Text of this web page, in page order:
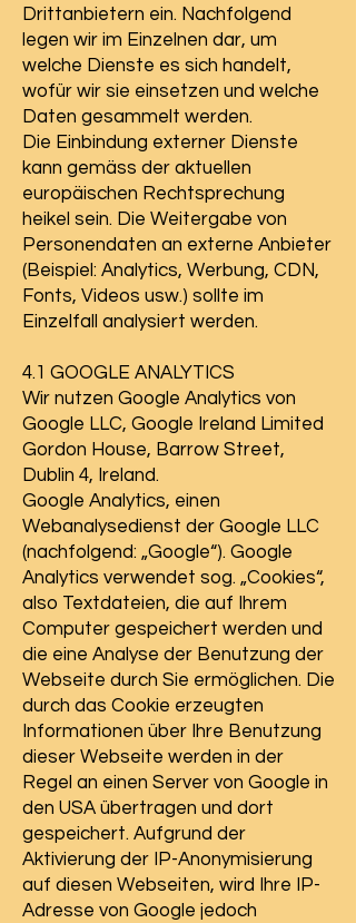
Drittanbietern ein. Nachfolgend
legen wir im Einzelnen dar, um
welche Dienste es sich handelt,
wofür wir sie einsetzen und welche
Daten gesammelt werden.
Die Einbindung externer Dienste
kann gemäss der aktuellen
europäischen Rechtsprechung
heikel sein. Die Weitergabe von
Personendaten an externe Anbieter
(Beispiel: Analytics, Werbung, CDN,
Fonts, Videos usw.) sollte im
Einzelfall analysiert werden.
4.1 GOOGLE ANALYTICS
Wir nutzen Google Analytics von
Google LLC, Google Ireland Limited
Gordon House, Barrow Street,
Dublin 4, Ireland.
Google Analytics, einen
Webanalysedienst der Google LLC
(nachfolgend: „Google“). Google
Analytics verwendet sog. „Cookies“,
also Textdateien, die auf Ihrem
Computer gespeichert werden und
die eine Analyse der Benutzung der
Webseite durch Sie ermöglichen. Die
durch das Cookie erzeugten
Informationen über Ihre Benutzung
dieser Webseite werden in der
Regel an einen Server von Google in
den USA übertragen und dort
gespeichert. Aufgrund der
Aktivierung der IP-Anonymisierung
auf diesen Webseiten, wird Ihre IP-
Adresse von Google jedoch